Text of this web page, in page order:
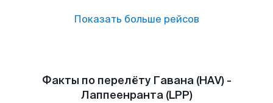
Показать больше рейсов
Факты по перелёту Гавана (HAV) -
Лаппеенранта (LPP)